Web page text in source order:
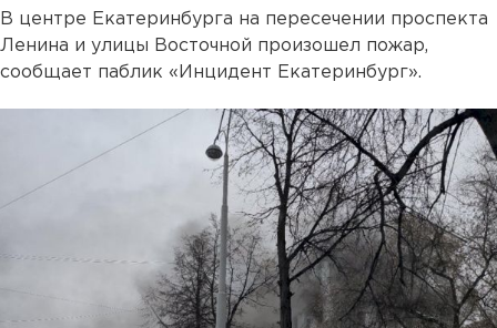
В центре Екатеринбурга на пересечении проспекта
Ленина и улицы Восточной произошел пожар,
сообщает паблик «Инцидент Екатеринбург».